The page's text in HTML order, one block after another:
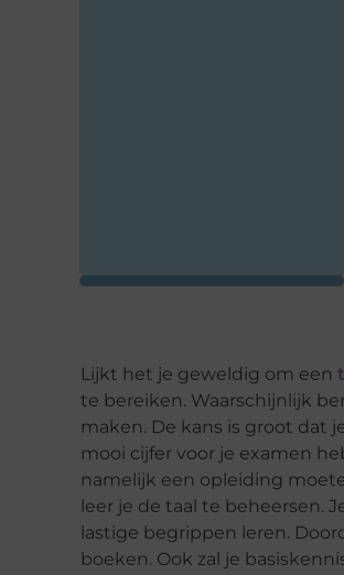
Lijkt het je geweldig om een
te bereiken. Waarschijnlijk
maken. De kans is groot dat
mooi cijfer voor je examen
namelijk een opleiding
leer je de taal te beheersen.
lastige begrippen leren.
boeken. Ook zal je